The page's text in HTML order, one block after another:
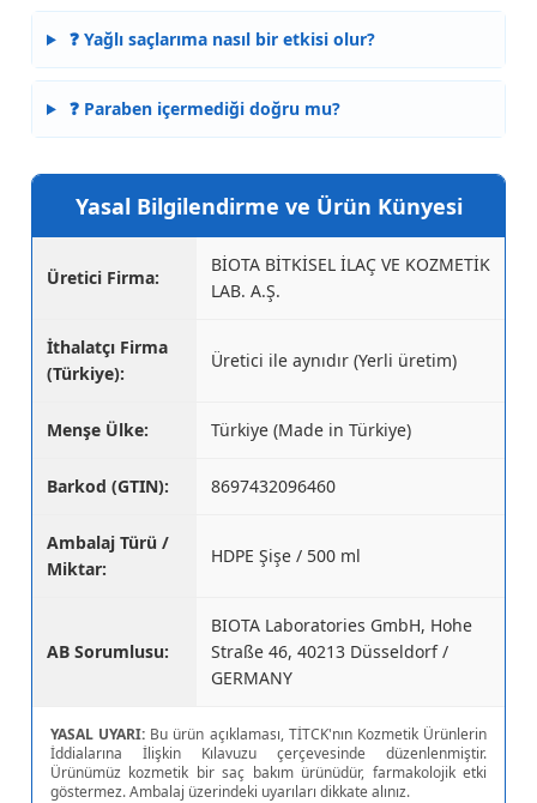
❓ Yağlı saçlarıma nasıl bir etkisi olur?
❓ Paraben içermediği doğru mu?
Yasal Bilgilendirme ve Ürün Künyesi
Üretici Firma:
BİOTA BİTKİSEL İLAÇ VE KOZMETİK
LAB. A.Ş.
İthalatçı Firma
(Türkiye):
Üretici ile aynıdır (Yerli üretim)
Menşe Ülke: Türkiye (Made in Türkiye)
Barkod (GTIN): 8697432096460
Ambalaj Türü /
Miktar:
HDPE Şişe / 500 ml
AB Sorumlusu:
BIOTA Laboratories GmbH, Hohe
Straße 46, 40213 Düsseldorf /
GERMANY
YASAL UYARI: Bu ürün açıklaması, TİTCK'nın Kozmetik Ürünlerin
İddialarına İlişkin Kılavuzu çerçevesinde düzenlenmiştir.
Ürünümüz kozmetik bir saç bakım ürünüdür, farmakolojik etki
göstermez. Ambalaj üzerindeki uyarıları dikkate alınız.